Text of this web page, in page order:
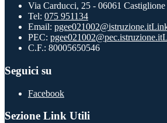
Via Carducci, 25 - 06061
Tel: 075 951134
Email: pgee021002@istruzione.it
PEC: pgee021002@pec.istruzione.it
C.F.: 80005650546
Seguici su
Facebook
Sezione Link Utili